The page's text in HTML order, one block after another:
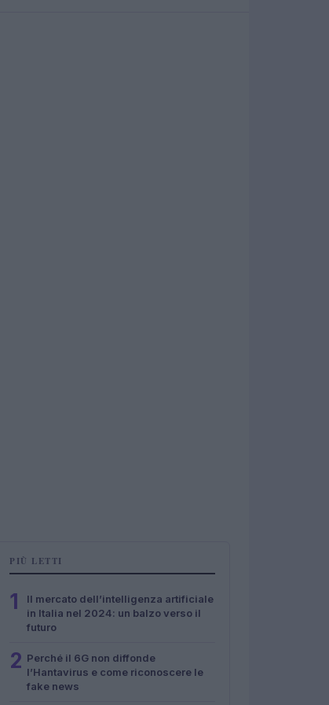
PIÙ LETTI
1
Il mercato dell’intelligenza artificiale
in Italia nel 2024: un balzo verso il
futuro
2 Perché il 6G non diffonde
l’Hantavirus e come riconoscere le
fake news